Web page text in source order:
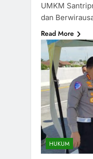
UMKM
dan
Read More
HUKUM